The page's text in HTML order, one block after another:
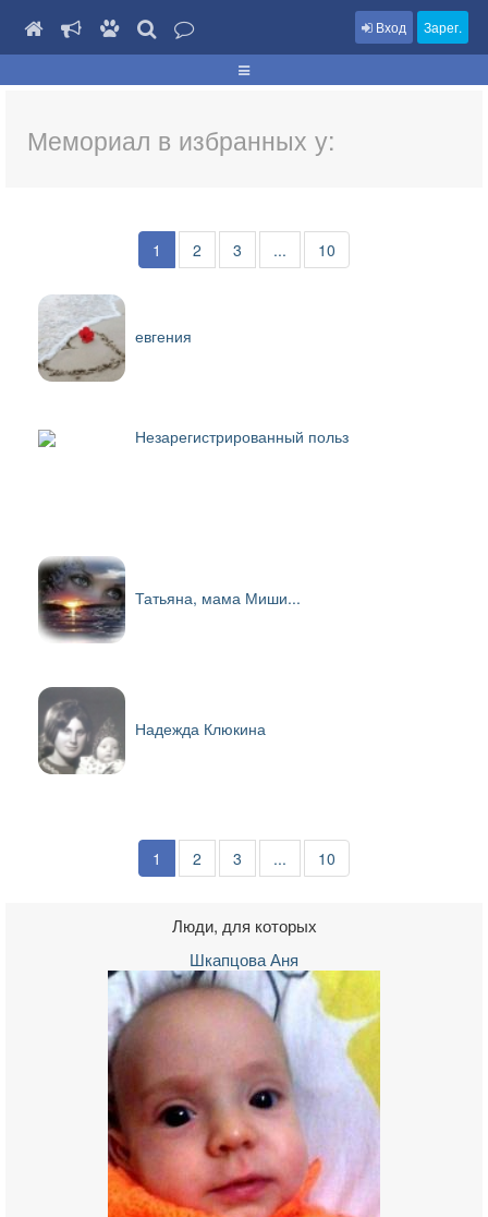
Вход Зарег.
Мемориал в избранных у:
1 2 3 ... 10
евгения
Незарегистрированный польз
Татьяна, мама Миши...
Надежда Клюкина
1 2 3 ... 10
Люди, для которых
Шкапцова Аня